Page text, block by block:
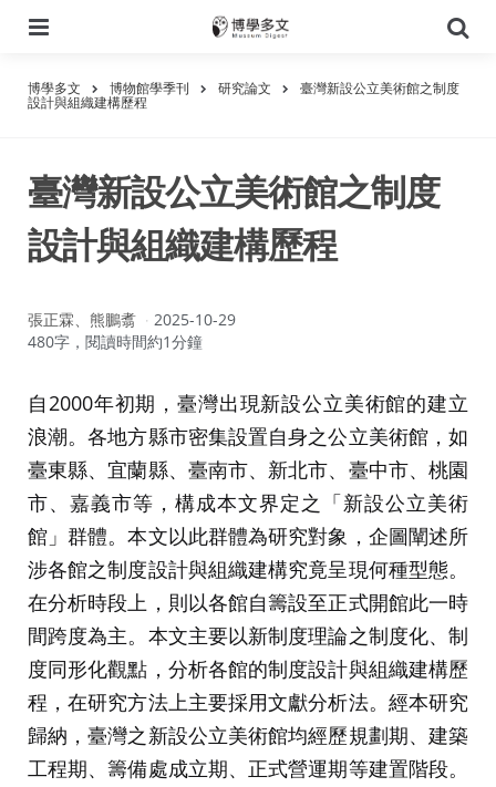
尋
博學多文 博物館學季刊 研究論文 臺灣新設公立美術館之制度
設計與組織建構歷程
臺灣新設公立美術館之制度
設計與組織建構歷程
作
者：
張正霖、熊鵬翥
2025-10-29
480字，閱讀時間約1分鐘
自2000年初期，臺灣出現新設公立美術館的建立
浪潮。各地方縣市密集設置自身之公立美術館，如
臺東縣、宜蘭縣、臺南市、新北市、臺中市、桃園
市、嘉義市等，構成本文界定之「新設公立美術
館」群體。本文以此群體為研究對象，企圖闡述所
涉各館之制度設計與組織建構究竟呈現何種型態。
在分析時段上，則以各館自籌設至正式開館此一時
間跨度為主。本文主要以新制度理論之制度化、制
度同形化觀點，分析各館的制度設計與組織建構歷
程，在研究方法上主要採用文獻分析法。經本研究
歸納，臺灣之新設公立美術館均經歷規劃期、建築
工程期、籌備處成立期、正式營運期等建置階段。